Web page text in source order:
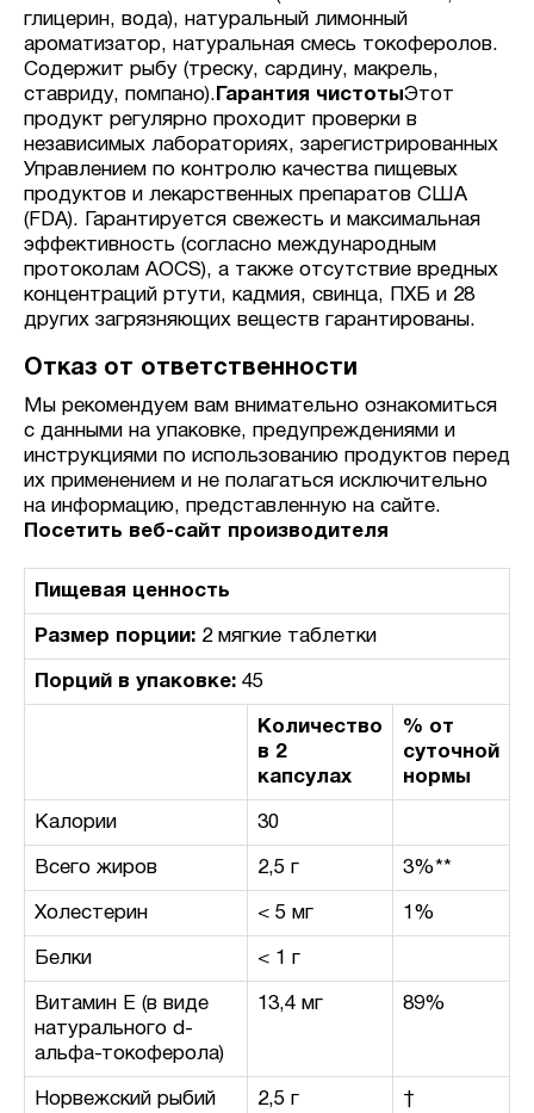
глицерин, вода), натуральный лимонный
ароматизатор, натуральная смесь токоферолов.
Содержит рыбу (треску, сардину, макрель,
ставриду, помпано). Гарантия чистотыЭтот
продукт регулярно проходит проверки в
независимых лабораториях, зарегистрированных
Управлением по контролю качества пищевых
продуктов и лекарственных препаратов США
(FDA). Гарантируется свежесть и максимальная
эффективность (согласно международным
протоколам AOCS), а также отсутствие вредных
концентраций ртути, кадмия, свинца, ПХБ и 28
других загрязняющих веществ гарантированы.
Отказ от ответственности
Мы рекомендуем вам внимательно ознакомиться
с данными на упаковке, предупреждениями и
инструкциями по использованию продуктов перед
их применением и не полагаться исключительно
на информацию, представленную на сайте.
Посетить веб-сайт производителя
Пищевая ценность
Размер порции: 2 мягкие таблетки
Порций в упаковке: 45
Количество
в 2
капсулах
% от
суточной
нормы
Калории 30
Всего жиров 2,5 г 3%**
Холестерин < 5 мг 1%
Белки < 1 г
Витамин E (в виде
натурального d-
альфа-токоферола)
13,4 мг 89%
Норвежский рыбий
2,5 г †